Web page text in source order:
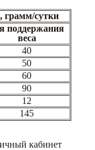
грамм/сутки
поддержания
веса
40
50
60
90
12
145
кабинет